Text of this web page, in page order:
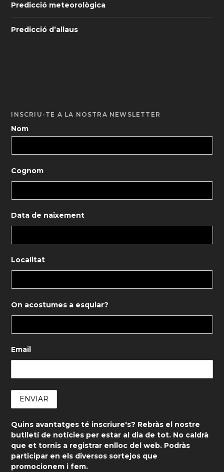
Predicció meteorològica
Predicció d’allaus
INSCRIU-TE A LA NOSTRA NEWSLETTER
Nom
Cognom
Data de naixement
Localitat
On acostumes a esquiar?
Email
Quins avantatges té inscriure's? Rebràs el nostre
butlletí de notícies per estar al dia de tot. No caldrà
que et tornis a registrar enlloc del web. Podràs
participar en els diversos sortejos que
promocionem i fem.